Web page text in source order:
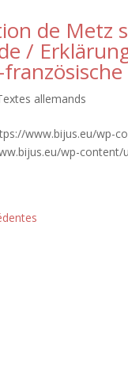
de Metz
/
allemands
www.bijus.eu/wp-
wp-content/